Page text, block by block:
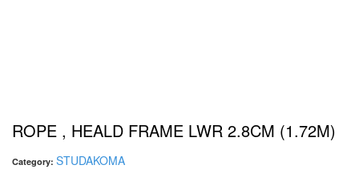
ROPE , HEALD FRAME LWR 2.8CM (1.72M)
Category: STUDAKOMA